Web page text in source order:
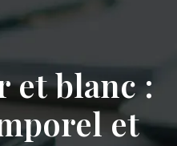
et blanc :
et